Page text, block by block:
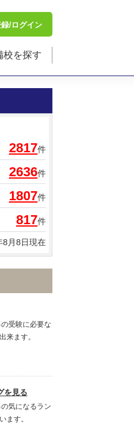
/ログイン
校を探す
2817件
2636件
1807件
817件
8月8日現在
受験に必要な
来ます。
を見る
気になるラン
ます。